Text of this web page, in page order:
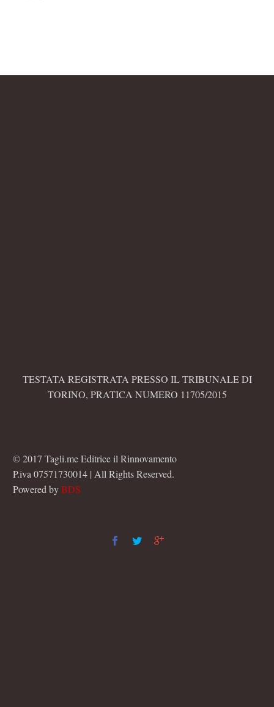
TESTATA REGISTRATA PRESSO IL TRIBUNALE DI
TORINO, PRATICA NUMERO 11705/2015
© 2017 Tagli.me Editrice il Rinnovamento
P.iva 07571730014 | All Rights Reserved.
Powered byBDS